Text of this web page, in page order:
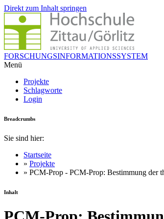
Direkt zum Inhalt springen
FORSCHUNGSINFORMATIONSSYSTEM
Menü
Projekte
Schlagworte
Login
Breadcrumbs
Sie sind hier:
Startseite
» Projekte
» PCM-Prop - PCM-Prop: Bestimmung der
Inhalt